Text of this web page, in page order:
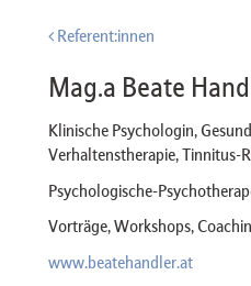
Referent:innen
Mag.a Beate
Klinische Psychologin,
Verhaltenstherapie, Tinnitus-
Psychologische-
Vorträge, Workshops,
www.beatehandler.at